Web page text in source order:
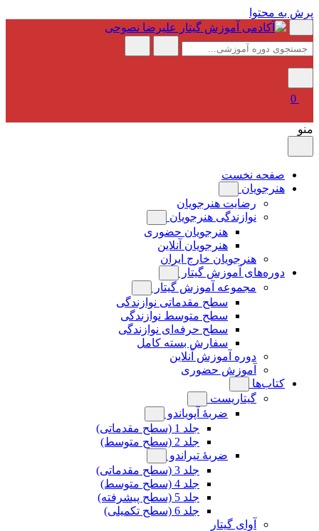
پرش به محتوا
0
منو
صفحه نخست
هنرجویان
رضایت هنرجویان
نوازندگی هنرجویان
هنرجویان حضوری
هنرجویان آنلاین
هنرجویان خارج ایران
دوره‌های آموزش گیتار
مجموعه آموزش گیتار
سطح مقدماتی نوازندگی
سطح متوسط نوازندگی
سطح حرفه‌ای نوازندگی
سفارش بسته کامل
دوره آموزش آنلاین
آموزش حضوری
کتاب‌ها
گیتاریست
ضربۀ آپویاندو
جلد 1 (سطح مقدماتی)
جلد 2 (سطح متوسط)
ضربۀ تیراندو
جلد 3 (سطح مقدماتی)
جلد 4 (سطح متوسط)
جلد 5 (سطح پیشرفته)
جلد 6 (سطح تکمیلی)
آوای گیتار